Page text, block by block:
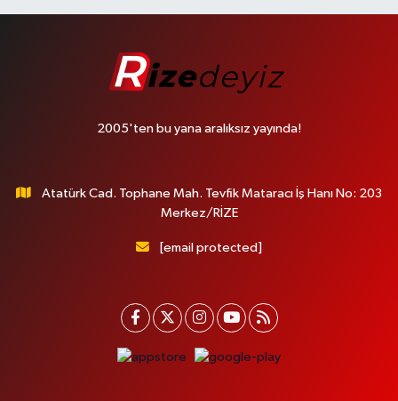
2005'ten bu yana aralıksız yayında!
Atatürk Cad. Tophane Mah. Tevfik Mataracı İş Hanı No: 203
Merkez/RİZE
[email protected]